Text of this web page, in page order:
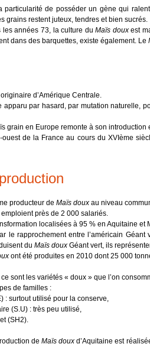
particularité de posséder un gène qui
grains restent juteux, tendres et bien sucrés.
les années 73, la culture duMaïs douxest
dans des barquettes, existe également. Le
d’Amérique Centrale.
apparu par hasard, par mutation naturelle,
grain en Europe remonte à son introduction
ouest de la France au cours du XVIème
producteur de Maïs doux au niveau
près de 2 000 salariés.
localisées à 95 % en Aquitaine et
le rapprochement entre l’américain
du Maïs douxGéant vert, ils
ont été produites en 2010 dont 25 000
sont les variétés « doux » que l’on
de familles :
: surtout utilisé pour la conserve,
(S.U) : très peu utilisé,
(SH2).
deMaïs doux d’Aquitaine est